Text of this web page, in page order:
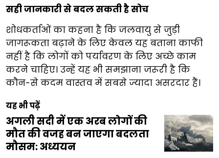
सही जानकारी से बदल सकती है सोच
शोधकर्ताओं का कहना है कि जलवायु से जुड़ी
जागरूकता बढ़ाने के लिए केवल यह बताना काफी
नहीं है कि लोगों को पर्यावरण के लिए अच्छे काम
करने चाहिए। उन्हें यह भी समझाना जरूरी है कि
कौन-से कदम वास्तव में सबसे ज्यादा असरदार हैं।
यह भी पढ़ें
अगली सदी में एक अरब लोगों की
मौत की वजह बन जाएगा बदलता
मौसम: अध्ययन